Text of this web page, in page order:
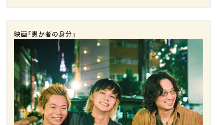
映画「愚か者の身分」